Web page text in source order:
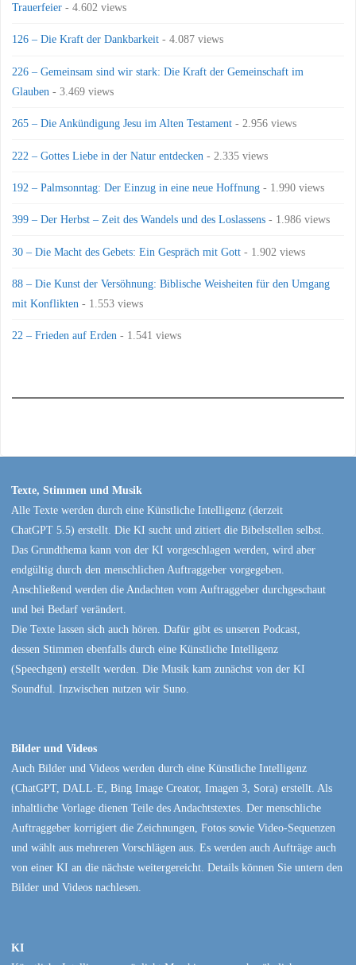
Trauerfeier - 4.602 views
126 – Die Kraft der Dankbarkeit - 4.087 views
226 – Gemeinsam sind wir stark: Die Kraft der Gemeinschaft im
Glauben - 3.469 views
265 – Die Ankündigung Jesu im Alten Testament - 2.956 views
222 – Gottes Liebe in der Natur entdecken - 2.335 views
192 – Palmsonntag: Der Einzug in eine neue Hoffnung - 1.990 views
399 – Der Herbst – Zeit des Wandels und des Loslassens - 1.986 views
30 – Die Macht des Gebets: Ein Gespräch mit Gott - 1.902 views
88 – Die Kunst der Versöhnung: Biblische Weisheiten für den Umgang
mit Konflikten - 1.553 views
22 – Frieden auf Erden - 1.541 views
Texte, Stimmen und Musik
Alle Texte werden durch eine Künstliche Intelligenz (derzeit
ChatGPT 5.5) erstellt. Die KI sucht und zitiert die Bibelstellen selbst.
Das Grundthema kann von der KI vorgeschlagen werden, wird aber
endgültig durch den menschlichen Auftraggeber vorgegeben.
Anschließend werden die Andachten vom Auftraggeber durchgeschaut
und bei Bedarf verändert.
Die Texte lassen sich auch hören. Dafür gibt es unseren Podcast,
dessen Stimmen ebenfalls durch eine Künstliche Intelligenz
(Speechgen) erstellt werden. Die Musik kam zunächst von der KI
Soundful. Inzwischen nutzen wir Suno.
Bilder und Videos
Auch Bilder und Videos werden durch eine Künstliche Intelligenz
(ChatGPT, DALL·E, Bing Image Creator, Imagen 3, Sora) erstellt. Als
inhaltliche Vorlage dienen Teile des Andachtstextes. Der menschliche
Auftraggeber korrigiert die Zeichnungen, Fotos sowie Video-Sequenzen
und wählt aus mehreren Vorschlägen aus. Es werden auch Aufträge auch
von einer KI an die nächste weitergereicht. Details können Sie untern den
Bilder und Videos nachlesen.
KI